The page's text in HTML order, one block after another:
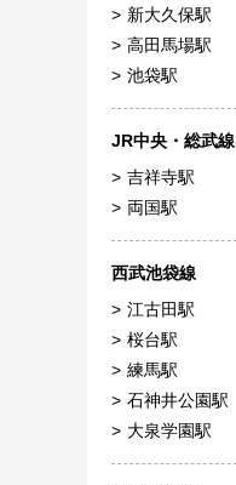
新大久保駅
高田馬場駅
池袋駅
JR中央・総武線
吉祥寺駅
両国駅
西武池袋線
江古田駅
桜台駅
練馬駅
石神井公園駅
大泉学園駅